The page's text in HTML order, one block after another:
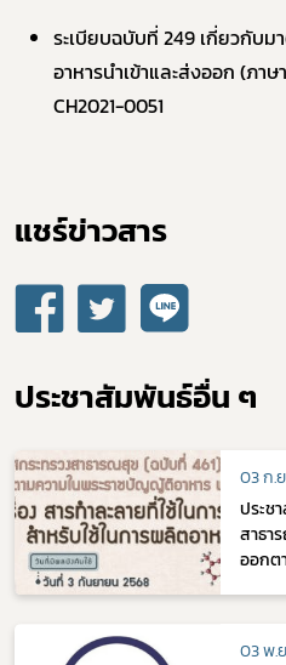
ระเบียบฉบับที่ 249 เกี่ยวกับ
อาหารนำเข้าและส่งออก (ภา
CH2021-0051
แชร์ข่าวสาร​
ประชาสัมพันธ์อื่น ๆ
03 ก.
ประช
สาธา
ออกต
03 พ.